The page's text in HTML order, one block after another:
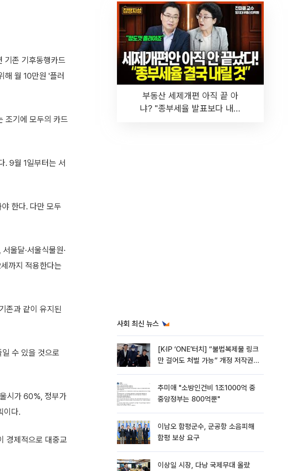
기존 기후동행카드
해 월 10만원 '플러
조기에 모두의 카드
. 9월 1일부터는 서
한다. 다만 모두
울달·서울식물원·
까지 적용한다는
존과 같이 유지된
수 있을 것으로
시가 60%, 정부가
이다.
경제적으로 대중교
부동산 세제개편 아직 끝 아
냐? "종부세율 발표보다 내릴
사회 최신 뉴스
[K·IP ‘ONE’터치] “불법복제물 링크
만 걸어도 처벌 가능” 개정 저작권
추미애 "소방인건비 1조1000억 중
중앙정부는 800억뿐"
이남오 함평군수, 군공항 소음피해
함평 보상 요구
이상일 시장, 다낭 국제무대 올랐